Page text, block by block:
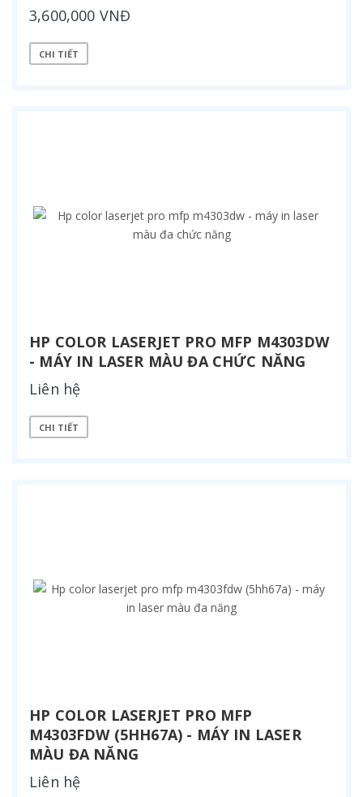
3,600,000 VNĐ
CHI TIẾT
HP COLOR LASERJET PRO MFP M4303DW
- MÁY IN LASER MÀU ĐA CHỨC NĂNG
Liên hệ
CHI TIẾT
HP COLOR LASERJET PRO MFP
M4303FDW (5HH67A) - MÁY IN LASER
MÀU ĐA NĂNG
Liên hệ